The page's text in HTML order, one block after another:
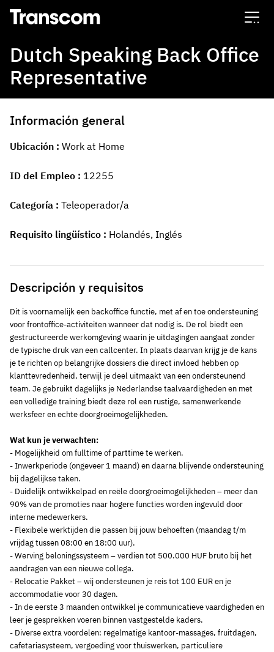
Transcom
Dutch Speaking Back Office
Representative
Información general
Ubicación Work at Home
ID del Empleo 12255
Categoría Teleoperador/a
Requisito lingüístico Holandés, Inglés
Descripción y requisitos
Dit is voornamelijk een backoffice functie, met af en toe ondersteuning
voor frontoffice-activiteiten wanneer dat nodig is. De rol biedt een
gestructureerde werkomgeving waarin je uitdagingen aangaat zonder
de typische druk van een callcenter. In plaats daarvan krijg je de kans
je te richten op belangrijke dossiers die direct invloed hebben op
klanttevredenheid, terwijl je deel uitmaakt van een ondersteunend
team. Je gebruikt dagelijks je Nederlandse taalvaardigheden en met
een volledige training biedt deze rol een rustige, samenwerkende
werksfeer en echte doorgroeimogelijkheden.
Wat kun je verwachten:
- Mogelijkheid om fulltime of parttime te werken.
- Inwerkperiode (ongeveer 1 maand) en daarna blijvende ondersteuning
bij dagelijkse taken.
- Duidelijk ontwikkelpad en reële doorgroeimogelijkheden – meer dan
90% van de promoties naar hogere functies worden ingevuld door
interne medewerkers.
- Flexibele werktijden die passen bij jouw behoeften (maandag t/m
vrijdag tussen 08:00 en 18:00 uur).
- Werving beloningssysteem – verdien tot 500.000 HUF bruto bij het
aandragen van een nieuwe collega.
- Relocatie Pakket – wij ondersteunen je reis tot 100 EUR en je
accommodatie voor 30 dagen.
- In de eerste 3 maanden ontwikkel je communicatieve vaardigheden en
leer je gesprekken voeren binnen vastgestelde kaders.
- Diverse extra voordelen: regelmatige kantoor-massages, fruitdagen,
cafetariasysteem, vergoeding voor thuiswerken, particuliere